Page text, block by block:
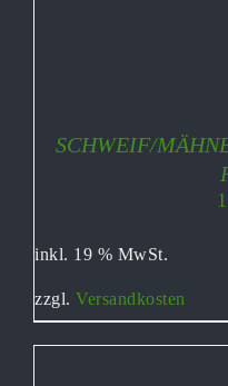
SCHWEIF/
inkl. 19 % MwSt.
zzgl. Versandkosten